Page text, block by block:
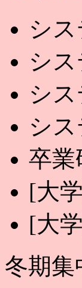
シ
シ
シ
シ
卒業
[大
[大
冬期集